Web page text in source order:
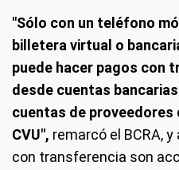
"Sólo con un teléfono
billetera virtual o
puede hacer pagos con
desde cuentas
cuentas de proveedores
CVU", remarcó el BCRA,
con transferencia son